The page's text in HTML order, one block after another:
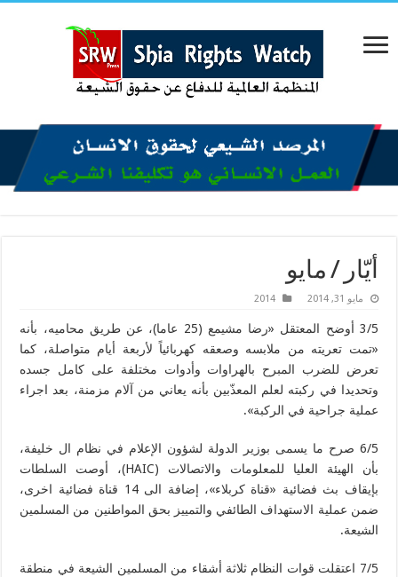
أيّار / مايو
مايو 31, 2014 2014
3/5 أوضح المعتقل «رضا مشيمع (25 عاما)، عن طريق محاميه، بأنه
«تمت تعريته من ملابسه وصعقه كهربائياً لأربعة أيام متواصلة، كما
تعرض للضرب المبرح بالهراوات وأدوات مختلفة على كامل جسده
وتحديدا في ركبته لعلم المعذّبين بأنه يعاني من آلام مزمنة، بعد اجراء
عملية جراحية في الركبة».
6/5 صرح ما يسمى بوزير الدولة لشؤون الإعلام في نظام ال خليفة،
بأن الهيئة العليا للمعلومات والاتصالات (HAIC)، أوصت السلطات
بإيقاف بث فضائية «قناة كربلاء»، إضافة الى 14 قناة فضائية اخرى،
ضمن عملية الاستهداف الطائفي والتمييز بحق المواطنين من المسلمين
الشيعة.
7/5 اعتقلت قوات النظام ثلاثة أشقاء من المسلمين الشيعة في منطقة